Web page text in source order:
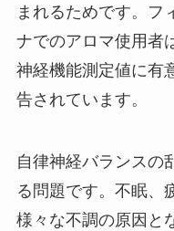
まれるためです。フ
ナでのアロマ使用者
神経機能測定値に有
告されています。
自律神経バランスの
る問題です。不眠、
様々な不調の原因と